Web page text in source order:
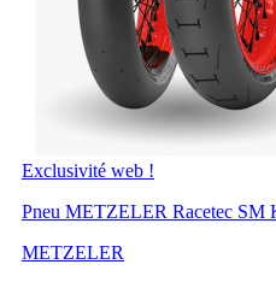
Exclusivité web !
Pneu METZELER Racetec SM
METZELER